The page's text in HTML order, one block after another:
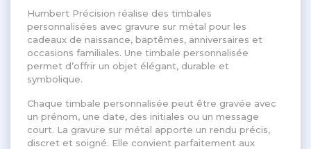
Humbert Précision réalise des timbales
personnalisées avec gravure sur métal pour les
cadeaux de naissance, baptêmes, anniversaires et
occasions familiales. Une timbale personnalisée
permet d’offrir un objet élégant, durable et
symbolique.
Chaque timbale personnalisée peut être gravée avec
un prénom, une date, des initiales ou un message
court. La gravure sur métal apporte un rendu précis,
discret et soigné. Elle convient parfaitement aux